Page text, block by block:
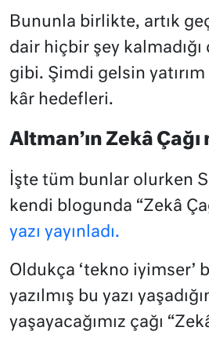
Bununla birlikte, artık
dair hiçbir şey
gibi. Şimdi gelsin yatırım
kâr hedefleri.
Altman’ın Zekâ
İşte tüm bunlar olurken
kendi blogunda “Zekâ
yazı yayınladı.
Oldukça ‘tekno iyimser’
yazılmış bu yazı
yaşayacağımız çağı